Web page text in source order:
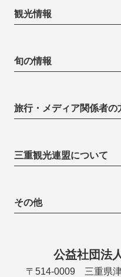
観光情報
旬の情報
旅行・メディア関係者の
三重観光連盟について
その他
公益社団法
〒514-0009 三重県